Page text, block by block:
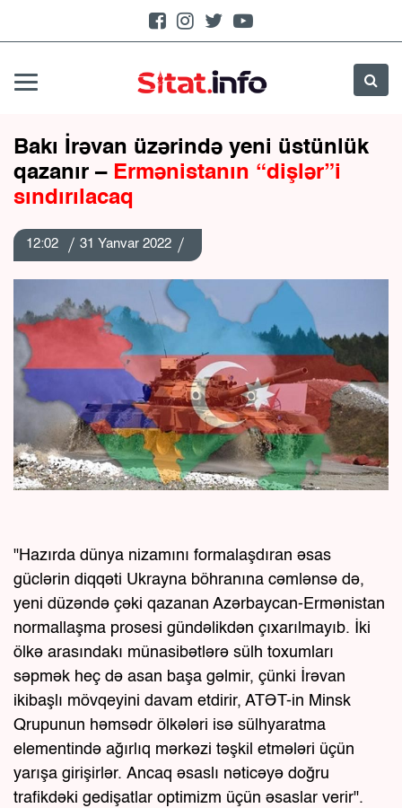
Bakı İrəvan üzərində yeni üstünlük
qazanır – Ermənistanın “dişlər”i
sındırılacaq
12:02 31 Yanvar 2022
"Hazırda dünya nizamını formalaşdıran əsas
güclərin diqqəti Ukrayna böhranına cəmlənsə də,
yeni düzəndə çəki qazanan Azərbaycan-Ermənistan
normallaşma prosesi gündəlikdən çıxarılmayıb. İki
ölkə arasındakı münasibətlərə sülh toxumları
səpmək heç də asan başa gəlmir, çünki İrəvan
ikibaşlı mövqeyini davam etdirir, ATƏT-in Minsk
Qrupunun həmsədr ölkələri isə sülhyaratma
elementində ağırlıq mərkəzi təşkil etmələri üçün
yarışa girişirlər. Ancaq əsaslı nəticəyə doğru
trafikdəki gedişatlar optimizm üçün əsaslar verir".